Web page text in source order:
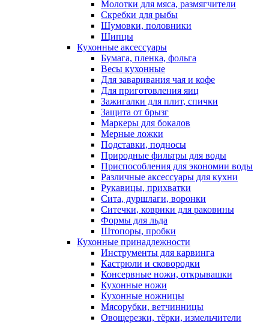
Молотки для мяса, размягчители
Скребки для рыбы
Шумовки, половники
Щипцы
Кухонные аксессуары
Бумага, пленка, фольга
Весы кухонные
Для заваривания чая и кофе
Для приготовления яиц
Зажигалки для плит, спички
Защита от брызг
Маркеры для бокалов
Мерные ложки
Подставки, подносы
Природные фильтры для воды
Приспособления для экономии воды
Различные аксессуары для кухни
Рукавицы, прихватки
Сита, дуршлаги, воронки
Ситечки, коврики для раковины
Формы для льда
Штопоры, пробки
Кухонные принадлежности
Инструменты для карвинга
Кастрюли и сковородки
Консервные ножи, открывашки
Кухонные ножи
Кухонные ножницы
Мясорубки, ветчинницы
Овощерезки, тёрки, измельчители